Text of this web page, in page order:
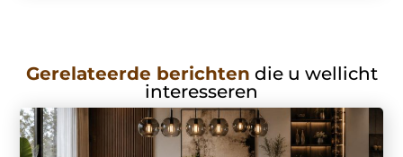
Gerelateerde berichten die u wellicht
interesseren